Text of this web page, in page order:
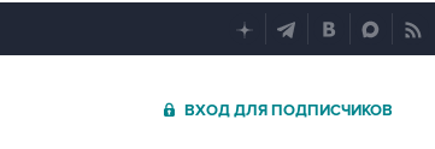
ВХОД ДЛЯ ПОДПИСЧИКОВ